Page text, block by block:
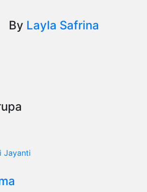
By Layla Safrina
Jayanti